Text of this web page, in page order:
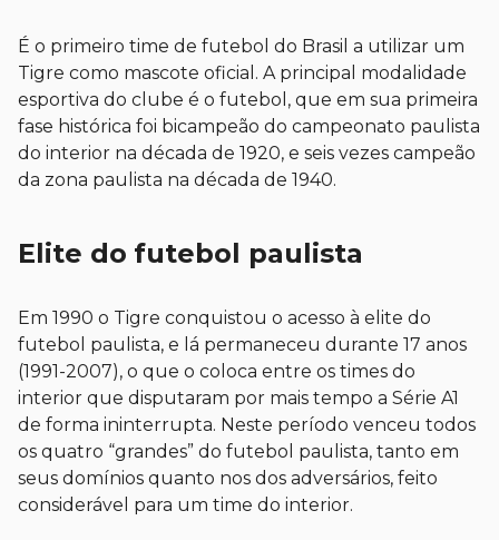
É o primeiro time de futebol do Brasil a utilizar um
Tigre como mascote oficial. A principal modalidade
esportiva do clube é o futebol, que em sua primeira
fase histórica foi bicampeão do campeonato paulista
do interior na década de 1920, e seis vezes campeão
da zona paulista na década de 1940.
Elite do futebol paulista
Em 1990 o Tigre conquistou o acesso à elite do
futebol paulista, e lá permaneceu durante 17 anos
(1991-2007), o que o coloca entre os times do
interior que disputaram por mais tempo a Série A1
de forma ininterrupta. Neste período venceu todos
os quatro “grandes” do futebol paulista, tanto em
seus domínios quanto nos dos adversários, feito
considerável para um time do interior.